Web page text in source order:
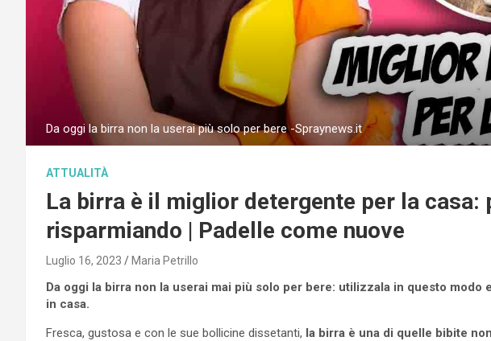
Da oggi la birra non la userai più solo per bere -Spraynews.it
ATTUALITÀ
La birra è il miglior detergente per la casa:
risparmiando | Padelle come nuove
Luglio 16, 2023 Maria Petrillo
Da oggi la birra non la userai mai più solo per bere: utilizzala in questo
in casa.
Fresca, gustosa e con le sue bollicine dissetanti, la birra è una di quelle bibite